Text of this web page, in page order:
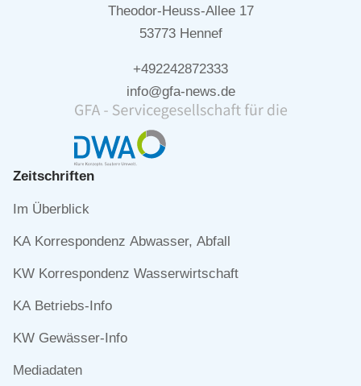
Theodor-Heuss-Allee 17
53773 Hennef
+492242872333
info@gfa-news.de
Zeitschriften
Navigation
Im Überblick
KA Korrespondenz Abwasser, Abfall
KW Korrespondenz Wasserwirtschaft
KA Betriebs-Info
KW Gewässer-Info
Mediadaten